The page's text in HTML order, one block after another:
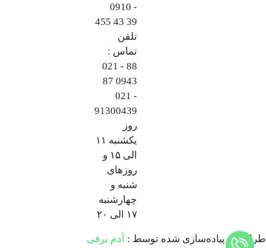
0910 -
455 43 39
تلفن
تماس :
021 - 88
87 0943
021 -
91300439
روز
یکشنبه ۱۱
الی ۱۵ و
روزهای
شنبه و
چهارشنبه
۱۷ الی ۲۰
طراحی و پیاده‌سازی شده توسط : آدم برفی